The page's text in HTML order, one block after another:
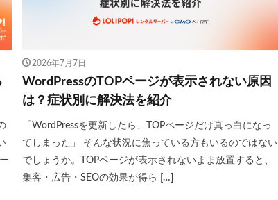
2026年7月7日
WordPressのTOPページが表示されない原因
は？症状別に解決法を紹介
「WordPressを更新したら、TOPページだけ真っ白になっ
てしまった」 そんな状況に焦っている方もいるのではない
でしょうか。TOPページが表示されないまま放置すると、
集客・広告・SEOの効果が得ら […]